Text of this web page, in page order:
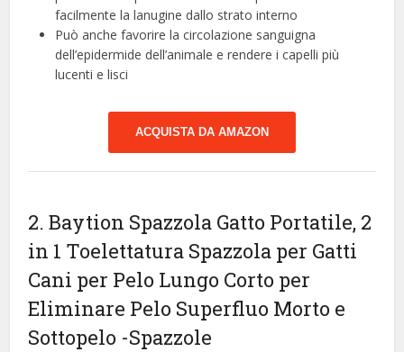
facilmente la lanugine dallo strato interno
Può anche favorire la circolazione sanguigna
dell’epidermide dell’animale e rendere i capelli più
lucenti e lisci
ACQUISTA DA AMAZON
2. Baytion Spazzola Gatto Portatile, 2
in 1 Toelettatura Spazzola per Gatti
Cani per Pelo Lungo Corto per
Eliminare Pelo Superfluo Morto e
Sottopelo -Spazzole